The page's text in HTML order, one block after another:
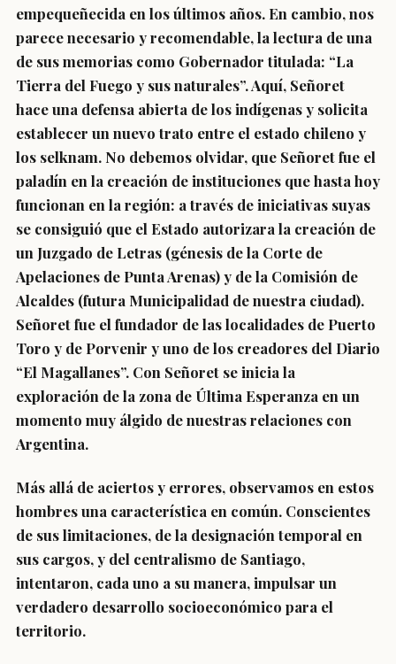
empequeñecida en los últimos años. En cambio, nos
parece necesario y recomendable, la lectura de una
de sus memorias como Gobernador titulada: “La
Tierra del Fuego y sus naturales”. Aquí, Señoret
hace una defensa abierta de los indígenas y solicita
establecer un nuevo trato entre el estado chileno y
los selknam. No debemos olvidar, que Señoret fue el
paladín en la creación de instituciones que hasta hoy
funcionan en la región: a través de iniciativas suyas
se consiguió que el Estado autorizara la creación de
un Juzgado de Letras (génesis de la Corte de
Apelaciones de Punta Arenas) y de la Comisión de
Alcaldes (futura Municipalidad de nuestra ciudad).
Señoret fue el fundador de las localidades de Puerto
Toro y de Porvenir y uno de los creadores del Diario
“El Magallanes”. Con Señoret se inicia la
exploración de la zona de Última Esperanza en un
momento muy álgido de nuestras relaciones con
Argentina.
Más allá de aciertos y errores, observamos en estos
hombres una característica en común. Conscientes
de sus limitaciones, de la designación temporal en
sus cargos, y del centralismo de Santiago,
intentaron, cada uno a su manera, impulsar un
verdadero desarrollo socioeconómico para el
territorio.